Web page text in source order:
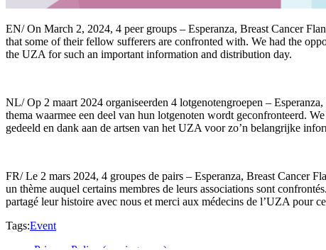
EN/ On March 2, 2024, 4 peer groups – Esperanza, Breast Cancer
that some of their fellow sufferers are confronted with. We had the
the UZA for such an important information and distribution day.
NL/ Op 2 maart 2024 organiseerden 4 lotgenotengroepen –
thema waarmee een deel van hun lotgenoten wordt geconfronteerd.
gedeeld en dank aan de artsen van het UZA voor zo’n belangrijke
FR/ Le 2 mars 2024, 4 groupes de pairs – Esperanza, Breast Cancer
un thème auquel certains membres de leurs associations sont
partagé leur histoire avec nous et merci aux médecins de l’UZA pour
Tags:Event